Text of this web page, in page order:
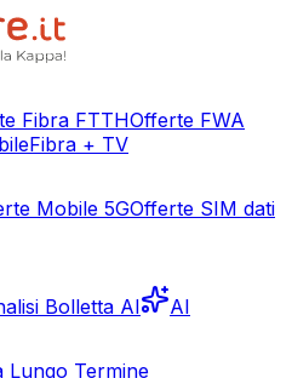
Fibra FTTHOfferte FWA
Fibra + TV
Mobile 5GOfferte SIM dati
Bolletta AI AI
Lungo Termine